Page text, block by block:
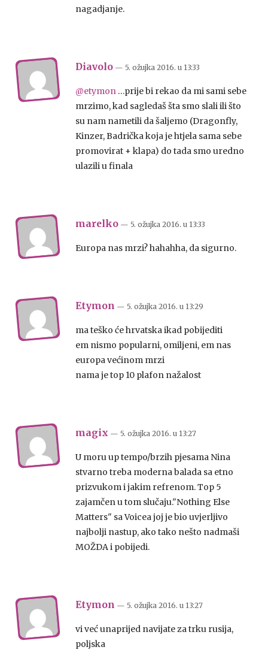
nagadjanje.
Diavolo — 5. ožujka 2016. u 13:33
@etymon …prije bi rekao da mi sami sebe
mrzimo, kad sagledaš šta smo slali ili što
su nam nametili da šaljemo (Dragonfly,
Kinzer, Badrička koja je htjela sama sebe
promovirat + klapa) do tada smo uredno
ulazili u finala
marelko — 5. ožujka 2016. u 13:33
Europa nas mrzi? hahahha, da sigurno.
Etymon — 5. ožujka 2016. u 13:29
ma teško će hrvatska ikad pobijediti
em nismo popularni, omiljeni, em nas
europa većinom mrzi
nama je top 10 plafon nažalost
magix — 5. ožujka 2016. u 13:27
U moru up tempo/brzih pjesama Nina
stvarno treba moderna balada sa etno
prizvukom i jakim refrenom. Top 5
zajamčen u tom slučaju."Nothing Else
Matters" sa Voicea joj je bio uvjerljivo
najbolji nastup, ako tako nešto nadmaši
MOŽDA i pobijedi.
Etymon — 5. ožujka 2016. u 13:27
vi već unaprijed navijate za trku rusija,
poljska